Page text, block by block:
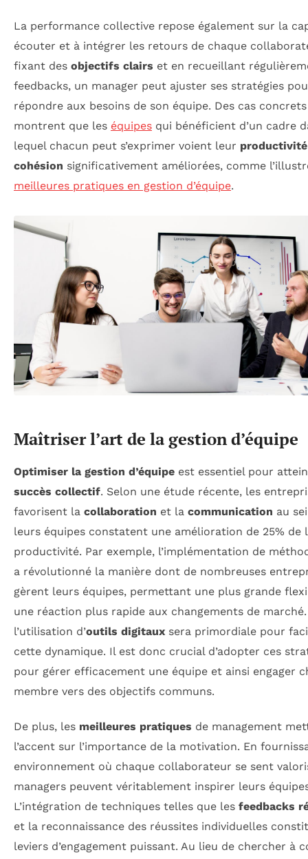
La performance collective repose également sur la
écouter et à intégrer les retours de chaque
fixant des objectifs clairs et en recueillant
feedbacks, un manager peut ajuster ses stratégies
répondre aux besoins de son équipe. Des cas concrets
montrent que les équipes qui bénéficient d’un cadre
lequel chacun peut s’exprimer voient leur productivité
cohésion significativement améliorées, comme
meilleures pratiques en gestion d’équipe.
Maîtriser l’art de la gestion d’équipe
Optimiser la gestion d’équipe est essentiel pour
succès collectif. Selon une étude récente, les
favorisent la collaboration et la communication au
leurs équipes constatent une amélioration de 25% de
productivité. Par exemple, l’implémentation de
a révolutionné la manière dont de nombreuses
gèrent leurs équipes, permettant une plus grande
une réaction plus rapide aux changements de marché.
l’utilisation d’outils digitaux sera primordiale pour
cette dynamique. Il est donc crucial d’adopter ces
pour gérer efficacement une équipe et ainsi engager
membre vers des objectifs communs.
De plus, les meilleures pratiques de management
l’accent sur l’importance de la motivation. En
environnement où chaque collaborateur se sent
managers peuvent véritablement inspirer leurs
L’intégration de techniques telles que les feedbacks
et la reconnaissance des réussites individuelles
leviers d’engagement puissant. Au lieu de chercher à